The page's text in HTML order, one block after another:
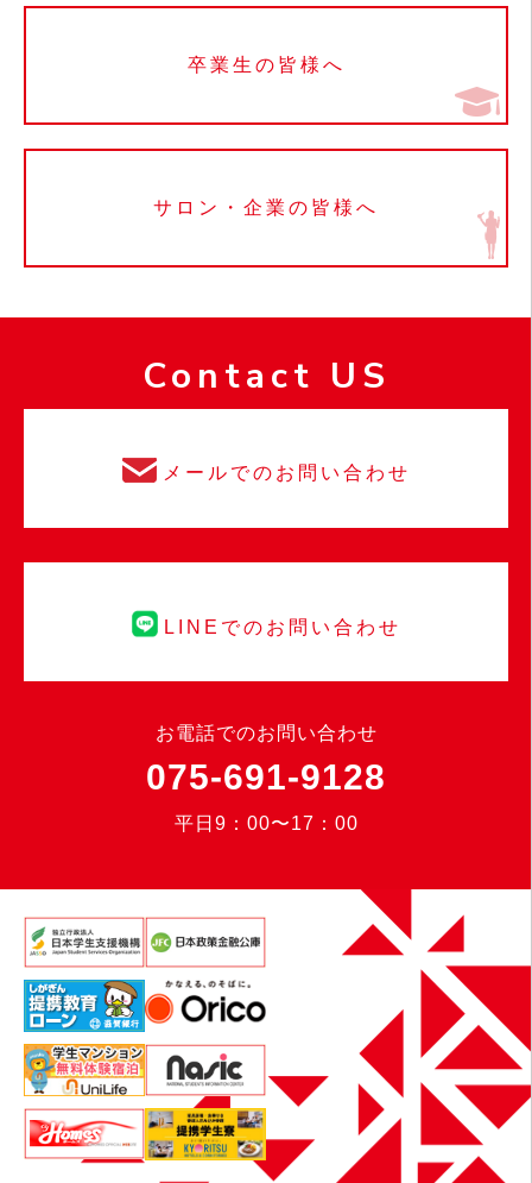
卒業生の皆様へ
サロン・企業の皆様へ
Contact US
メールでのお問い合わせ
LINEでのお問い合わせ
お電話でのお問い合わせ
075-691-9128
平日9：00〜17：00